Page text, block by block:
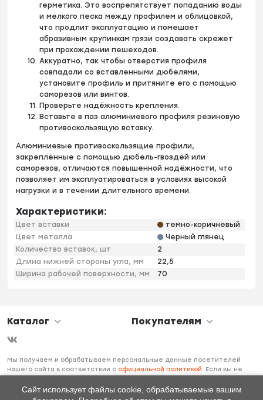
герметика. Это воспрепятствует попаданию воды
и мелкого песка между профилем и облицовкой,
что продлит эксплуатацию и помешает
абразивным крупинкам грязи создавать скрежет
при прохождении пешеходов.
Аккуратно, так чтобы отверстия профиля
совпадали со вставленными дюбелями,
установите профиль и притяните его с помощью
саморезов или винтов.
Проверьте надёжность крепления.
Вставьте в паз алюминиевого профиля резиновую
противоскользящую вставку.
Алюминиевые противоскользящие профили,
закреплённые с помощью дюбель-гвоздей или
саморезов, отличаются повышенной надёжности, что
позволяет им эксплуатироваться в условиях высокой
нагрузки и в течении длительного времени.
Характеристики:
Цвет вставки
темно-коричневый
Цвет металла
Черный глянец
Количество вставок, шт
2
Длина нижней стороны угла, мм
22,5
Ширина рабочей поверхности, мм
70
Каталог Покупателям
Мы получаем и обрабатываем персональные данные посетителей
нашего сайта в соответствии с официальной политикой
. Если вы не
необходимо покинуть наш сайт.
Сайт использует файлы cookie, обрабатываемые вашим